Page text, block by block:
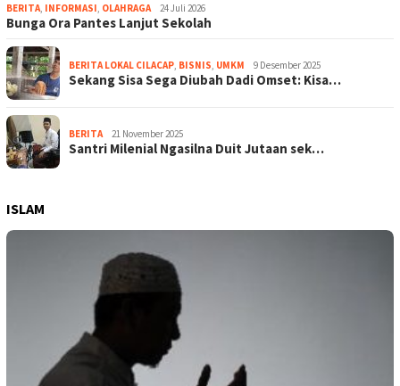
BERITA, INFORMASI, OLAHRAGA 24 Juli 2026
Bunga Ora Pantes Lanjut Sekolah
BERITA LOKAL CILACAP, BISNIS, UMKM 9 Desember 2025
Sekang Sisa Sega Diubah Dadi Omset: Kisa…
BERITA 21 November 2025
Santri Milenial Ngasilna Duit Jutaan sek…
ISLAM